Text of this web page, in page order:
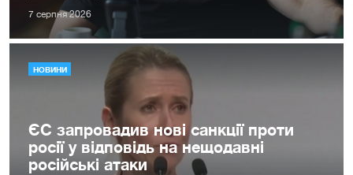
7 серпня 2026
НОВИНИ
ЄС запровадив нові санкції проти
росії у відповідь на нещодавні
російські атаки